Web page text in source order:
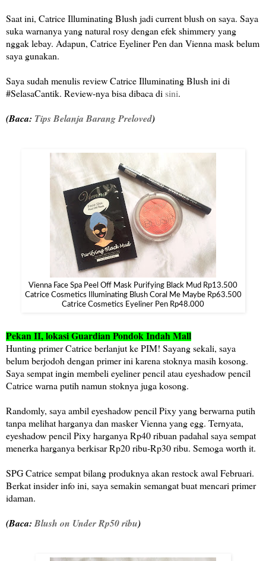
Saat ini, Catrice Illuminating Blush jadi current blush on saya. Saya
suka warnanya yang natural rosy dengan efek shimmery yang
nggak lebay. Adapun, Catrice Eyeliner Pen dan Vienna mask belum
saya gunakan.
Saya sudah menulis review Catrice Illuminating Blush ini di
#SelasaCantik. Review-nya bisa dibaca di sini.
(Baca: Tips Belanja Barang Preloved)
Vienna Face Spa Peel Off Mask Purifying Black Mud Rp13.500
Catrice Cosmetics Illuminating Blush Coral Me Maybe Rp63.500
Catrice Cosmetics Eyeliner Pen Rp48.000
Pekan II, lokasi Guardian Pondok Indah Mall
Hunting primer Catrice berlanjut ke PIM! Sayang sekali, saya
belum berjodoh dengan primer ini karena stoknya masih kosong.
Saya sempat ingin membeli eyeliner pencil atau eyeshadow pencil
Catrice warna putih namun stoknya juga kosong.
Randomly, saya ambil eyeshadow pencil Pixy yang berwarna putih
tanpa melihat harganya dan masker Vienna yang egg. Ternyata,
eyeshadow pencil Pixy harganya Rp40 ribuan padahal saya sempat
menerka harganya berkisar Rp20 ribu-Rp30 ribu. Semoga worth it.
SPG Catrice sempat bilang produknya akan restock awal Februari.
Berkat insider info ini, saya semakin semangat buat mencari primer
idaman.
(Baca:Blush on Under Rp50 ribu)